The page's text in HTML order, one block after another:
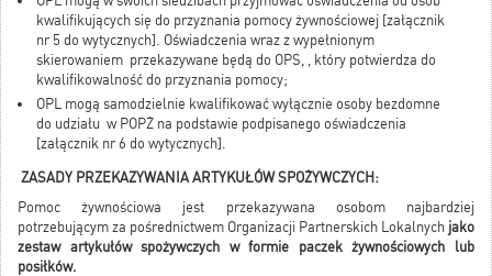
kwalifikujących się do przyznania pomocy żywnościowej [załącznik
nr 5 do wytycznych]. Oświadczenia wraz z wypełnionym
skierowaniem przekazywane będą do OPS, , który potwierdza do
kwalifikowalność do przyznania pomocy;
OPL mogą samodzielnie kwalifikować wyłącznie osoby bezdomne
do udziału w POPŻ na podstawie podpisanego oświadczenia
[załącznik nr 6 do wytycznych].
ZASADY PRZEKAZYWANIA ARTYKUŁÓW SPOŻYWCZYCH:
Pomoc żywnościowa jest przekazywana osobom najbardziej
potrzebującym za pośrednictwem Organizacji Partnerskich Lokalnych jako
zestaw artykułów spożywczych w formie paczek żywnościowych lub
posiłków.